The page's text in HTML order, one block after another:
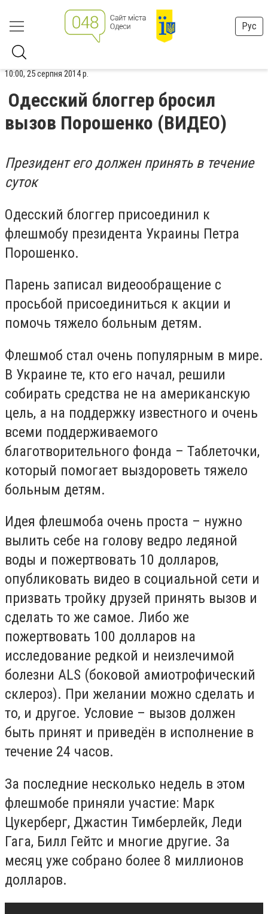
Рус
10:00, 25 серпня 2014 р.
Одесский блоггер бросил
вызов Порошенко (ВИДЕО)
Президент его должен принять в течение
суток
Одесский блоггер присоединил к
флешмобу президента Украины Петра
Порошенко.
Парень записал видеообращение с
просьбой присоединиться к акции и
помочь тяжело больным детям.
Флешмоб стал очень популярным в мире.
В Украине те, кто его начал, решили
собирать средства не на американскую
цель, а на поддержку известного и очень
всеми поддерживаемого
благотворительного фонда – Таблеточки,
который помогает выздороветь тяжело
больным детям.
Идея флешмоба очень проста – нужно
вылить себе на голову ведро ледяной
воды и пожертвовать 10 долларов,
опубликовать видео в социальной сети и
призвать тройку друзей принять вызов и
сделать то же самое. Либо же
пожертвовать 100 долларов на
исследование редкой и неизлечимой
болезни ALS (боковой амиотрофический
склероз). При желании можно сделать и
то, и другое. Условие – вызов должен
быть принят и приведён в исполнение в
течение 24 часов.
За последние несколько недель в этом
флешмобе приняли участие: Марк
Цукерберг, Джастин Тимберлейк, Леди
Гага, Билл Гейтс и многие другие. За
месяц уже собрано более 8 миллионов
долларов.